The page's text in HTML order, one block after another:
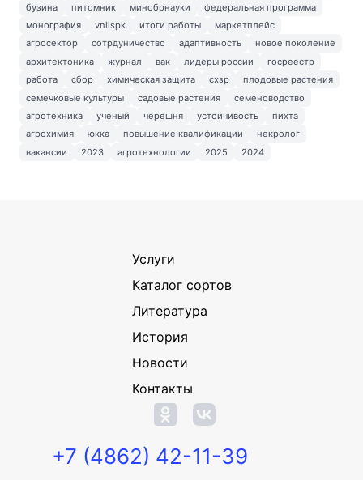
бузина
питомник минобрнауки
федеральная программа
монография
vniispk итоги работы
маркетплейс
агросектор
сотрдуничество адаптивность
новое поколение
архитектоника
журнал вак лидеры россии
госреестр
работа
сбор химическая защита схзр
плодовые растения
семечковые культуры
садовые растения
семеноводство
агротехника
ученый черешня устойчивость
пихта
агрохимия
юкка повышение квалификации
некролог
вакансии
2023 агротехнологии 2025 2024
Услуги
Каталог сортов
Литература
История
Новости
Контакты
+7 (4862) 42-11-39